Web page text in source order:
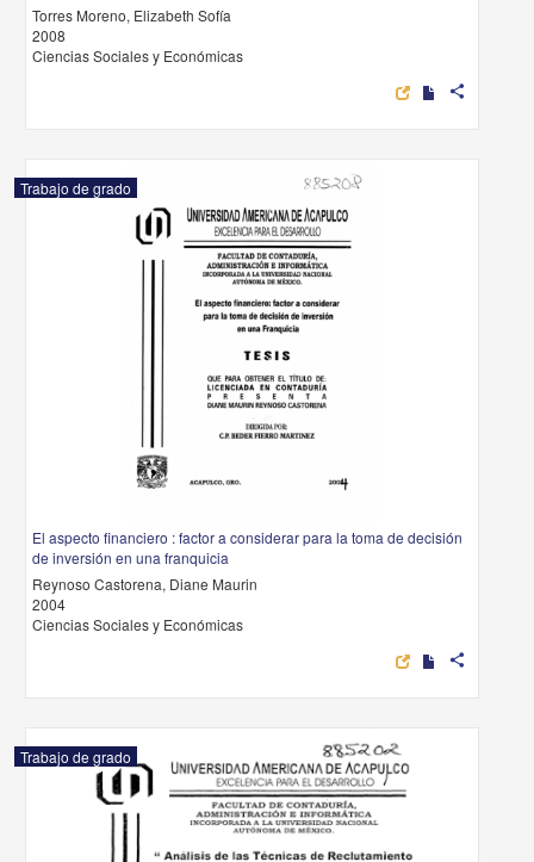
Torres Moreno, Elizabeth Sofía
2008
Ciencias Sociales y Económicas
share
Trabajo de grado
El aspecto financiero : factor a considerar para la toma de decisión
de inversión en una franquicia
Reynoso Castorena, Diane Maurin
2004
Ciencias Sociales y Económicas
share
Trabajo de grado